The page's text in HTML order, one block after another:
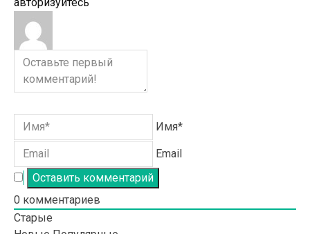
Имя*
Email
0 комментариев
Старые